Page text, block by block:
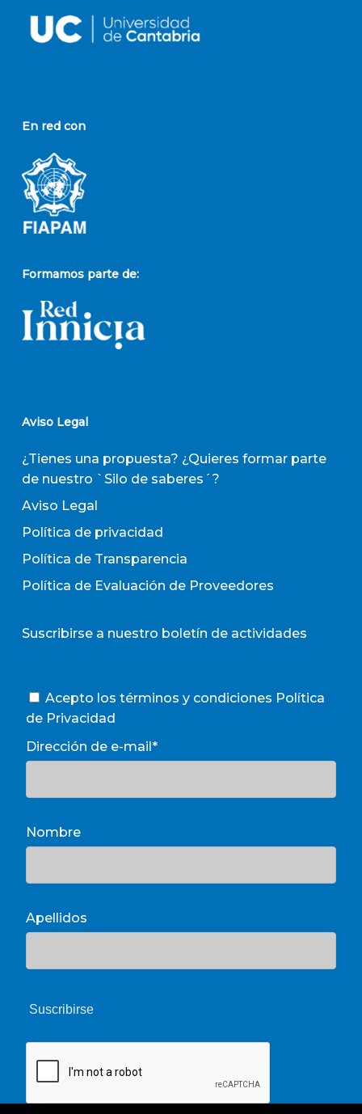
En red con
Formamos parte de:
Aviso Legal
¿Tienes una propuesta? ¿Quieres formar parte
de nuestro `Silo de saberes´?
Aviso Legal
Política de privacidad
Política de Transparencia
Política de Evaluación de Proveedores
Suscribirse a nuestro boletín de actividades
Acepto los términos y condiciones Política
de Privacidad
Dirección de e-mail*
Nombre
Apellidos